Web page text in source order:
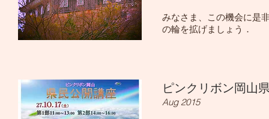
みなさま、この機会に是
の輪を拡げましょう．
ピンクリボン岡山
Aug 2015